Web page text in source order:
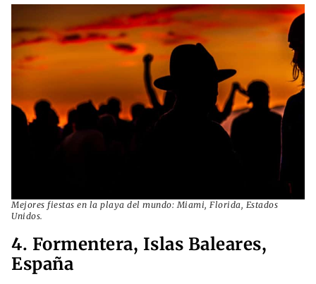
Mejores fiestas en la playa del mundo: Miami, Florida, Estados
Unidos.
4. Formentera, Islas Baleares,
España